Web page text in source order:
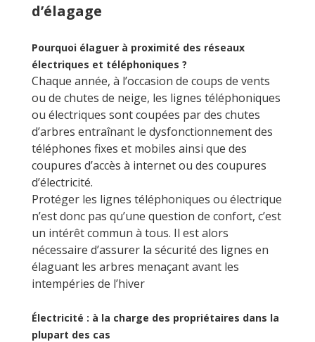
d’élagage
Pourquoi élaguer à proximité des réseaux
électriques et téléphoniques ?
Chaque année, à l’occasion de coups de vents
ou de chutes de neige, les lignes téléphoniques
ou électriques sont coupées par des chutes
d’arbres entraînant le dysfonctionnement des
téléphones fixes et mobiles ainsi que des
coupures d’accès à internet ou des coupures
d’électricité.
Protéger les lignes téléphoniques ou électrique
n’est donc pas qu’une question de confort, c’est
un intérêt commun à tous. Il est alors
nécessaire d’assurer la sécurité des lignes en
élaguant les arbres menaçant avant les
intempéries de l’hiver
Électricité : à la charge des propriétaires dans la
plupart des cas